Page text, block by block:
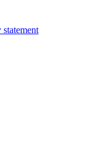
statement